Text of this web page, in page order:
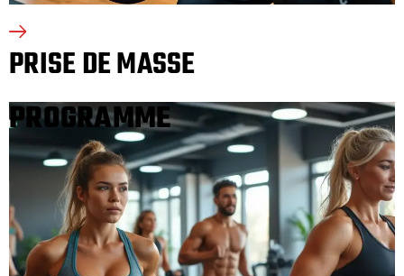
PRISE DE MASSE
PROGRAMME